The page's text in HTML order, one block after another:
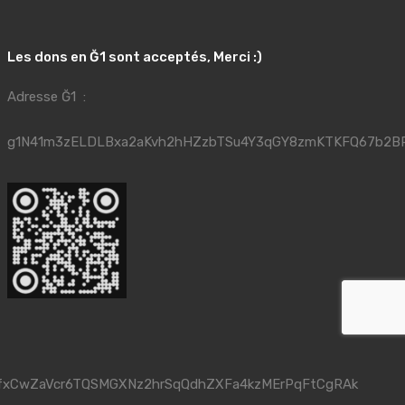
Les dons en Ğ1 sont acceptés, Merci :)
Adresse Ğ1 :